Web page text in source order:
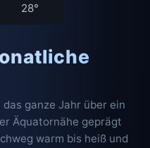
28°
ganze Jahr über ein
Äquatornähe geprägt
warm bis heiß und